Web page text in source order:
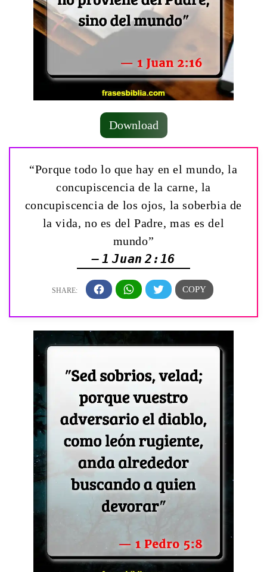
Download
“Porque todo lo que hay en el mundo, la
concupiscencia de la carne, la
concupiscencia de los ojos, la soberbia de
la vida, no es del Padre, mas es del
mundo”
— 1 Juan 2:16